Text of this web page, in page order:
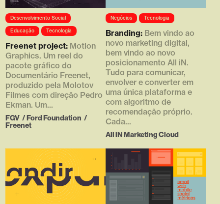
Desenvolvimento Social
Educação
Tecnologia
Freenet project: Motion
Graphics. Um reel do
pacote gráfico do
Documentário Freenet,
produzido pela Molotov
Filmes com direção Pedro
Ekman. Um...
FGV /Ford Foundation /
Freenet
Array ( [0] =>
https://d4g.com.br/wp-
content/uploads/2016/04/thumb
_450x380_2.jpg [1] => 450 [2]
=> 380 [3] => )
Negócios Tecnologia
Branding: Bem vindo ao
novo marketing digital,
bem vindo ao novo
posicionamento All iN.
Tudo para comunicar,
envolver e converter em
uma única plataforma e
com algoritmo de
recomendação próprio.
Cada...
All iN Marketing Cloud